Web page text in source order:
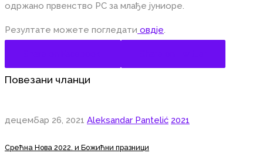
одржано првенство РС за млађе јуниоре.
Резултате можете погледати овдје.
Повезани чланци
децембар 26, 2021 Aleksandar Pantelić 2021
Срећна Нова 2022. и Божићни празници